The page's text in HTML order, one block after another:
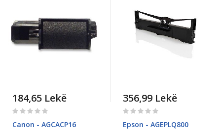
184,65 Lekë
Rating:
Canon - AGCACP16
356,99 Lekë
Rating:
Epson - AGEPLQ800